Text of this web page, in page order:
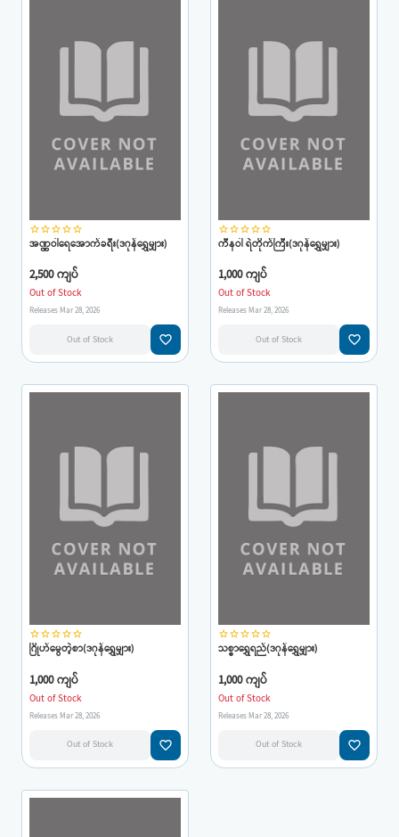
star_borderstar_borderstar_borderstar_borderstar_border
အဏ္ဏဝါရေအောက်ခရီး(ဒဂုန်ရွှေမျှား)
2,500 ကျပ်
Out of Stock
Releases Mar 28, 2026
Out of Stock favorite_border
star_borderstar_borderstar_borderstar_borderstar_border
ကီနဝါ ရဲတိုက်ကြီး(ဒဂုန်ရွှေမျှား)
1,000 ကျပ်
Out of Stock
Releases Mar 28, 2026
Out of Stock favorite_border
star_borderstar_borderstar_borderstar_borderstar_border
ဂြိုဟ်မွေတဲ့စာ(ဒဂုန်ရွှေမျှား)
1,000 ကျပ်
Out of Stock
Releases Mar 28, 2026
Out of Stock favorite_border
star_borderstar_borderstar_borderstar_borderstar_border
သစ္စာရွှေရည်(ဒဂုန်ရွှေမျှား)
1,000 ကျပ်
Out of Stock
Releases Mar 28, 2026
Out of Stock favorite_border